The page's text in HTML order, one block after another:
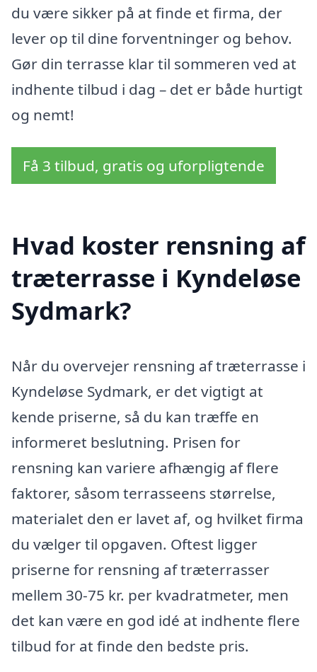
du være sikker på at finde et firma, der
lever op til dine forventninger og behov.
Gør din terrasse klar til sommeren ved at
indhente tilbud i dag – det er både hurtigt
og nemt!
Få 3 tilbud, gratis og uforpligtende
Hvad koster rensning af
træterrasse i Kyndeløse
Sydmark?
Når du overvejer rensning af træterrasse i
Kyndeløse Sydmark, er det vigtigt at
kende priserne, så du kan træffe en
informeret beslutning. Prisen for
rensning kan variere afhængig af flere
faktorer, såsom terrasseens størrelse,
materialet den er lavet af, og hvilket firma
du vælger til opgaven. Oftest ligger
priserne for rensning af træterrasser
mellem 30-75 kr. per kvadratmeter, men
det kan være en god idé at indhente flere
tilbud for at finde den bedste pris.